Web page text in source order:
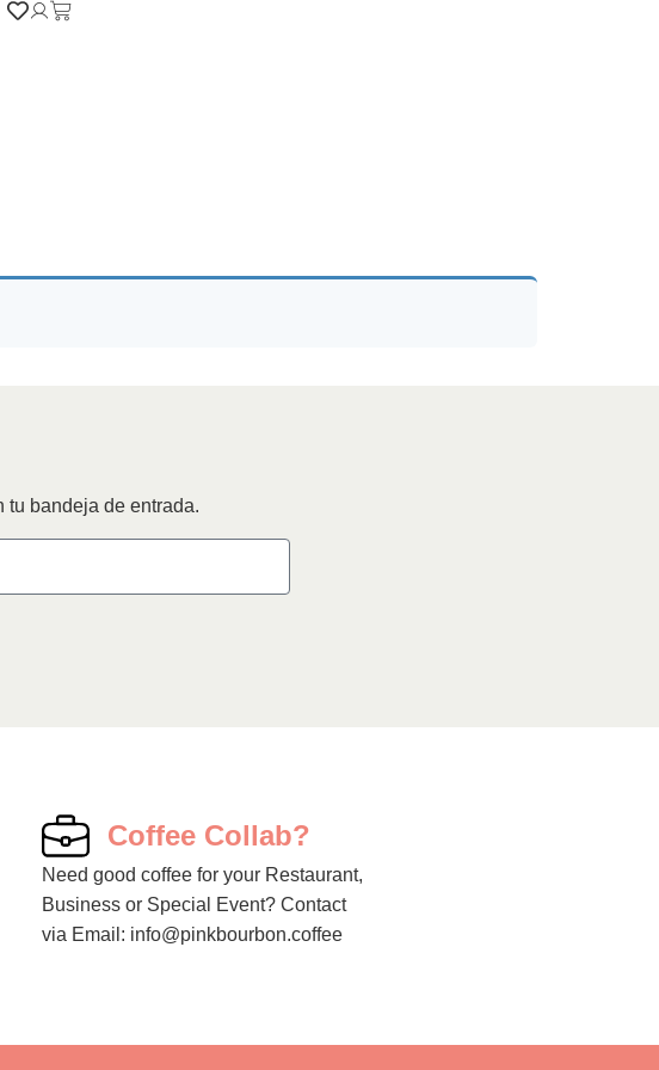
tu bandeja de entrada.
Coffee Collab?
Need good coffee for your Restaurant,
Business or Special Event? Contact
via Email: info@pinkbourbon.coffee